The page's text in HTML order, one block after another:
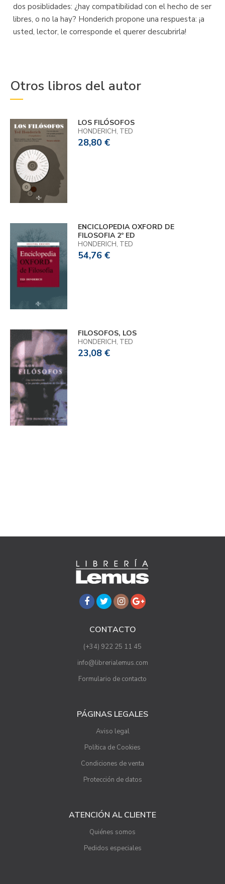
dos posiblidades: ¿hay compatibilidad con el hecho de ser
libres, o no la hay? Honderich propone una respuesta: ¡a
usted, lector, le corresponde el querer descubrirla!
Otros libros del autor
LOS FILÓSOFOS
HONDERICH, TED
28,80 €
ENCICLOPEDIA OXFORD DE
FILOSOFIA 2º ED
HONDERICH, TED
54,76 €
FILOSOFOS, LOS
HONDERICH, TED
23,08 €
CONTACTO
(+34) 922 25 11 45
info@librerialemus.com
Formulario de contacto
PÁGINAS LEGALES
Aviso legal
Política de Cookies
Condiciones de venta
Protección de datos
ATENCIÓN AL CLIENTE
Quiénes somos
Pedidos especiales